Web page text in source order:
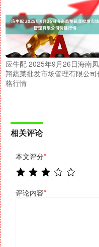
应牛配 2025年9月26日海南凤
翔蔬菜批发市场管理有限公司
格行情
相关评论
本文评分*
评论内容*